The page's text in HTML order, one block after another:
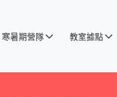
寒暑期營隊 教室據點